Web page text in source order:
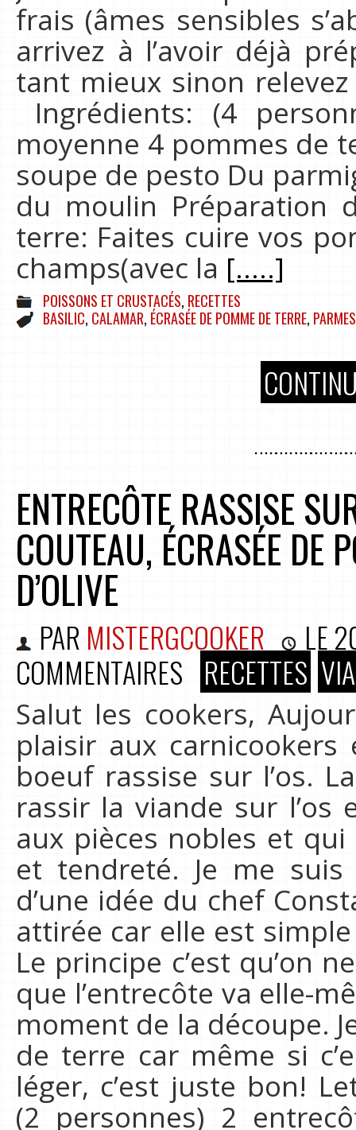
frais (âmes sensibles
arrivez à l’avoir déjà
tant mieux sinon
Ingrédients: (4
moyenne 4 pommes de
soupe de pesto Du
du moulin Préparation
terre: Faites cuire vos
champs(avec la [.....]
POISSONS ET CRUSTACÉS, RECETTES
BASILIC, CALAMAR, ÉCRASÉE DE POMME DE TERRE,
ENTRECÔTE RASSISE
COUTEAU, ÉCRASÉE DE
D’OLIVE
PAR MISTERGCOOKER LE
COMMENTAIRES RECETTES
Salut les cookers,
plaisir aux carnicookers
boeuf rassise sur l’os.
rassir la viande sur l’os
aux pièces nobles et
et tendreté. Je me
d’une idée du chef
attirée car elle est
Le principe c’est qu’on
que l’entrecôte va elle-
moment de la découpe.
de terre car même si
léger, c’est juste bon!
(2 personnes) 2